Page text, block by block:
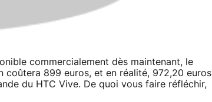
commercialement dès maintenant, le
coûtera 899 euros, et en réalité, 972,20 euros
du HTC Vive. De quoi vous faire réfléchir,